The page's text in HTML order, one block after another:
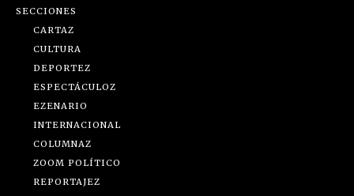
SECCIONES
CARTAZ
CULTURA
DEPORTEZ
ESPECTÁCULOZ
EZENARIO
INTERNACIONAL
COLUMNAZ
ZOOM POLÍTICO
REPORTAJEZ